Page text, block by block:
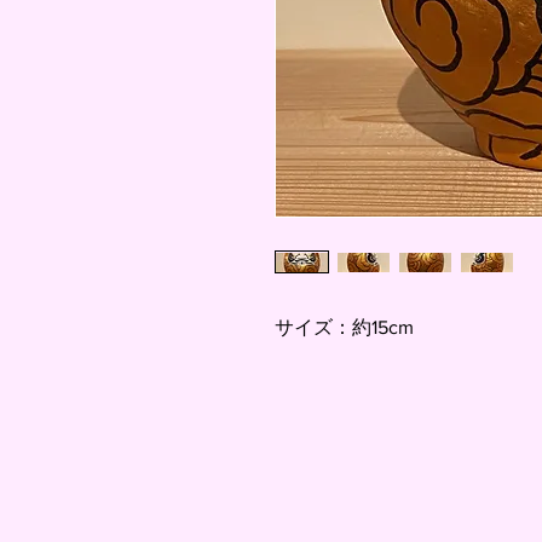
サイズ：約15cm